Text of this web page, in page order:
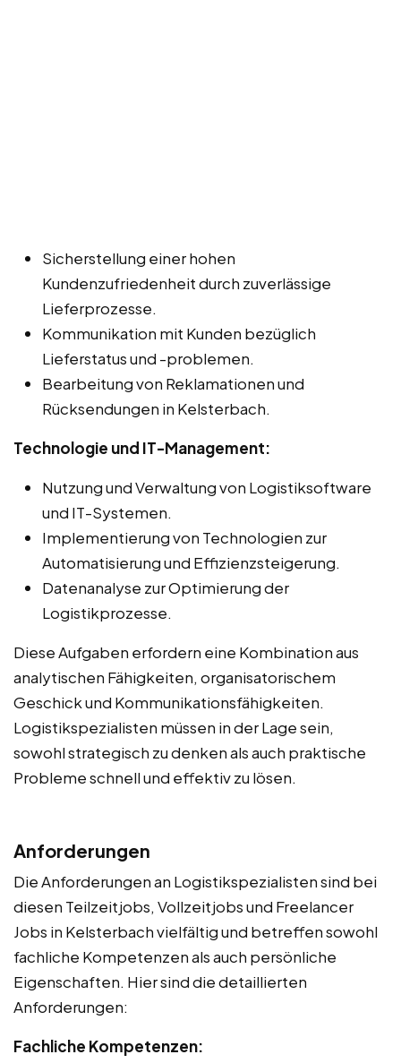
Sicherstellung einer hohen
Kundenzufriedenheit durch zuverlässige
Lieferprozesse.
Kommunikation mit Kunden bezüglich
Lieferstatus und -problemen.
Bearbeitung von Reklamationen und
Rücksendungen in Kelsterbach.
Technologie und IT-Management:
Nutzung und Verwaltung von Logistiksoftware
und IT-Systemen.
Implementierung von Technologien zur
Automatisierung und Effizienzsteigerung.
Datenanalyse zur Optimierung der
Logistikprozesse.
Diese Aufgaben erfordern eine Kombination aus
analytischen Fähigkeiten, organisatorischem
Geschick und Kommunikationsfähigkeiten.
Logistikspezialisten müssen in der Lage sein,
sowohl strategisch zu denken als auch praktische
Probleme schnell und effektiv zu lösen.
Anforderungen
Die Anforderungen an Logistikspezialisten sind bei
diesen Teilzeitjobs, Vollzeitjobs und Freelancer
Jobs in Kelsterbach vielfältig und betreffen sowohl
fachliche Kompetenzen als auch persönliche
Eigenschaften. Hier sind die detaillierten
Anforderungen:
Fachliche Kompetenzen: